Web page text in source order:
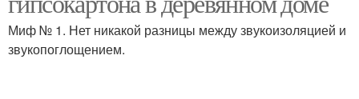
Миф № 1. Нет никакой разницы между звукоизоляцией и
звукопоглощением.